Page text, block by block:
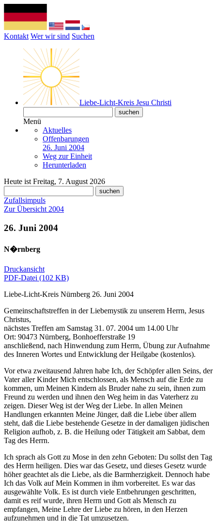
Kontakt Wer wir sind Suchen
Liebe-Licht-Kreis Jesu Christi
Menü
Aktuelles
Offenbarungen
26. Juni 2004
Weg zur Einheit
Herunterladen
Heute ist Freitag, 7. August 2026
Zufallsimpuls
Zur Übersicht 2004
26. Juni 2004
N�rnberg
Druckansicht
PDF-Datei (102 KB)
Liebe-Licht-Kreis Nürnberg 26. Juni 2004
Gemeinschaftstreffen in der Liebemystik zu unserem Herrn, Jesus
Christus,
nächstes Treffen am Samstag 31. 07. 2004 um 14.00 Uhr
Ort: 90473 Nürnberg, Bonhoefferstraße 19
anschließend, nach Hinwendung zum Herrn, Übung zur Aufnahme
des Inneren Wortes und Entwicklung der Heilgabe (kostenlos).
Vor etwa zweitausend Jahren habe Ich, der Schöpfer allen Seins, der
Vater aller Kinder Mich entschlossen, als Mensch auf die Erde zu
kommen, um Meinen Kindern als Bruder nahe zu sein, ihnen zum
Freund zu werden und ihnen den Weg heim in das Vaterherz zu
zeigen. Dieser Weg ist der Weg der Liebe. In allen Meinen
Handlungen erkannten Meine Jünger, daß die Liebe über allem
steht, daß die Liebe bestehende Gesetze in der damaligen jüdischen
Religion aufhob, z. B. die Heilung oder Tätigkeit am Sabbat, dem
Tag des Herrn.
Ich sprach als Gott zu Mose in den zehn Geboten: Du sollst den Tag
des Herrn heiligen. Dies war das Gesetz, und dieses Gesetz wurde
höher geachtet als die Liebe, als die Barmherzigkeit. Dennoch habe
Ich das Volk auf Mein Kommen in ihm vorbereitet. Es war das
ausgewählte Volk. Es ist durch viele Entbehrungen geschritten,
damit es reif wurde, ihren Herrn und Gott als Mensch zu
empfangen, Meine Lehre der Liebe zu hören, in den Herzen
aufzunehmen und in die Tat umzusetzen.